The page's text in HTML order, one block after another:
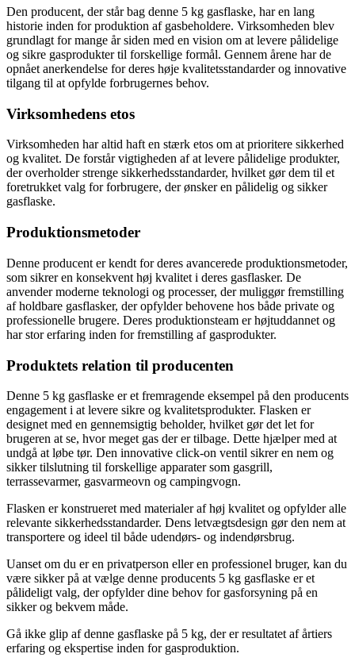
Den producent, der står bag denne 5 kg gasflaske, har en lang
historie inden for produktion af gasbeholdere. Virksomheden blev
grundlagt for mange år siden med en vision om at levere pålidelige
og sikre gasprodukter til forskellige formål. Gennem årene har de
opnået anerkendelse for deres høje kvalitetsstandarder og innovative
tilgang til at opfylde forbrugernes behov.
Virksomhedens etos
Virksomheden har altid haft en stærk etos om at prioritere sikkerhed
og kvalitet. De forstår vigtigheden af at levere pålidelige produkter,
der overholder strenge sikkerhedsstandarder, hvilket gør dem til et
foretrukket valg for forbrugere, der ønsker en pålidelig og sikker
gasflaske.
Produktionsmetoder
Denne producent er kendt for deres avancerede produktionsmetoder,
som sikrer en konsekvent høj kvalitet i deres gasflasker. De
anvender moderne teknologi og processer, der muliggør fremstilling
af holdbare gasflasker, der opfylder behovene hos både private og
professionelle brugere. Deres produktionsteam er højtuddannet og
har stor erfaring inden for fremstilling af gasprodukter.
Produktets relation til producenten
Denne 5 kg gasflaske er et fremragende eksempel på den producents
engagement i at levere sikre og kvalitetsprodukter. Flasken er
designet med en gennemsigtig beholder, hvilket gør det let for
brugeren at se, hvor meget gas der er tilbage. Dette hjælper med at
undgå at løbe tør. Den innovative click-on ventil sikrer en nem og
sikker tilslutning til forskellige apparater som gasgrill,
terrassevarmer, gasvarmeovn og campingvogn.
Flasken er konstrueret med materialer af høj kvalitet og opfylder alle
relevante sikkerhedsstandarder. Dens letvægtsdesign gør den nem at
transportere og ideel til både udendørs- og indendørsbrug.
Uanset om du er en privatperson eller en professionel bruger, kan du
være sikker på at vælge denne producents 5 kg gasflaske er et
pålideligt valg, der opfylder dine behov for gasforsyning på en
sikker og bekvem måde.
Gå ikke glip af denne gasflaske på 5 kg, der er resultatet af årtiers
erfaring og ekspertise inden for gasproduktion.